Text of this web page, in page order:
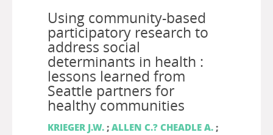
Using community-based
participatory research to
address social
determinants in health :
lessons learned from
Seattle partners for
healthy communities
KRIEGER J.W.; ALLEN C.? CHEADLE A.;